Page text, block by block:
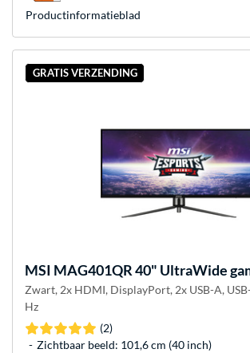
Product­informatieblad
GRATIS VERZENDING
MSI MAG401QR 40" UltraWide
Zwart, 2x HDMI, DisplayPort, 2x USB-A,
Hz
(2)
Zichtbaar beeld: 101,6 cm (40 inch)